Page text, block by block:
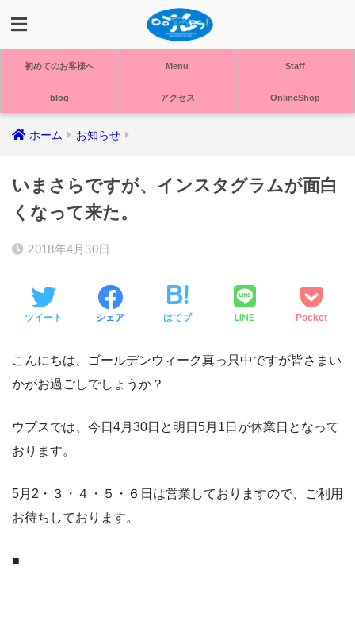
初めてのお客様へ Menu Staff
blog アクセス OnlineShop
ホーム お知らせ
いまさらですが、インスタグラムが面白
くなって来た。
2018年4月30日
ツイート シェア はてブ LINE Pocket
こんにちは、ゴールデンウィーク真っ只中ですが皆さまい
かがお過ごしでしょうか？
ウプスでは、今日4月30日と明日5月1日が休業日となって
おります。
5月2・３・４・５・６日は営業しておりますので、ご利用
お待ちしております。
■